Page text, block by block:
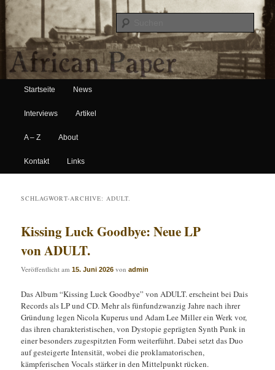
African Paper
Hauptmenü
Zum Inhalt wechseln
Zum sekundären Inhalt wechseln
Startseite News
Interviews Artikel
A – Z About
Kontakt Links
SCHLAGWORT-ARCHIVE:ADULT.
Kissing Luck Goodbye: Neue LP
von ADULT.
Veröffentlicht am15. Juni 2026 vonadmin
Das Album “Kissing Luck Goodbye” von ADULT. erscheint bei Dais
Records als LP und CD. Mehr als fünfundzwanzig Jahre nach ihrer
Gründung legen Nicola Kuperus und Adam Lee Miller ein Werk vor,
das ihren charakteristischen, von Dystopie geprägten Synth Punk in
einer besonders zugespitzten Form weiterführt. Dabei setzt das Duo
auf gesteigerte Intensität, wobei die proklamatorischen,
kämpferischen Vocals stärker in den Mittelpunkt rücken.